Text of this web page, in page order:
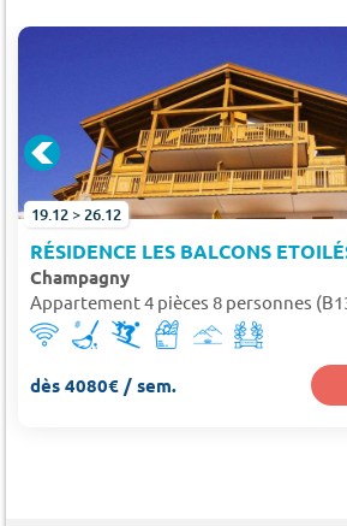
19.12 > 26.12
RÉSIDENCE LES BALCONS
Champagny
Appartement 4 pièces 8 personnes
dès 4080€ / sem.